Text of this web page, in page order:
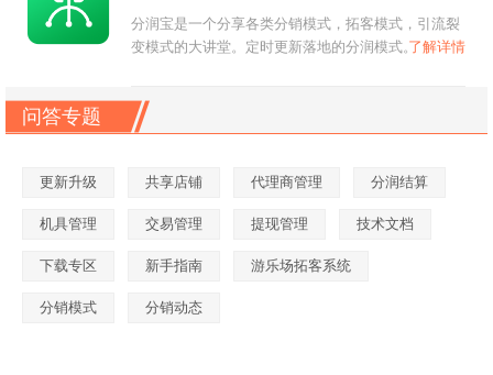
分润宝是一个分享各类分销模式，拓客模式，引流裂
变模式的大讲堂。定时更新落地的分润模式。了解详情
问答专题
更新升级 共享店铺 代理商管理 分润结算
机具管理 交易管理 提现管理 技术文档
下载专区 新手指南 游乐场拓客系统
分销模式 分销动态